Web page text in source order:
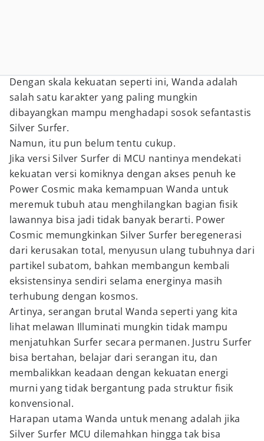
Dengan skala kekuatan seperti ini, Wanda adalah
salah satu karakter yang paling mungkin
dibayangkan mampu menghadapi sosok sefantastis
Silver Surfer.
Namun, itu pun belum tentu cukup.
Jika versi Silver Surfer di MCU nantinya mendekati
kekuatan versi komiknya dengan akses penuh ke
Power Cosmic maka kemampuan Wanda untuk
meremuk tubuh atau menghilangkan bagian fisik
lawannya bisa jadi tidak banyak berarti. Power
Cosmic memungkinkan Silver Surfer beregenerasi
dari kerusakan total, menyusun ulang tubuhnya dari
partikel subatom, bahkan membangun kembali
eksistensinya sendiri selama energinya masih
terhubung dengan kosmos.
Artinya, serangan brutal Wanda seperti yang kita
lihat melawan Illuminati mungkin tidak mampu
menjatuhkan Surfer secara permanen. Justru Surfer
bisa bertahan, belajar dari serangan itu, dan
membalikkan keadaan dengan kekuatan energi
murni yang tidak bergantung pada struktur fisik
konvensional.
Harapan utama Wanda untuk menang adalah jika
Silver Surfer MCU dilemahkan hingga tak bisa